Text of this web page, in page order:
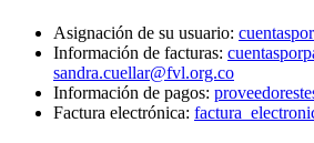
Asignación de su usuario:
Información de facturas:
sandra.cuellar@fvl.org.co
Información de pagos:
Factura electrónica: